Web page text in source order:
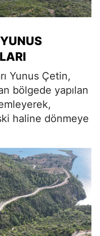
Yunus Çetin,
bölgede yapılan
haline dönmeye